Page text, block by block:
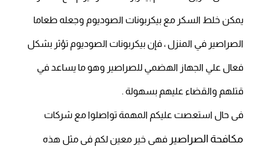
يمكن خلط السكر مع بيكربونات الصوديوم وجعله طعاما
الصراصير في المنزل ، فإن بيكربونات الصوديوم تؤثر بشكل
فعال علي الجهاز الهضمي للصراصير وهو ما يساعد في
قتلهم والقضاء عليهم بسهولة .
فى حال استعصت عليكم المهمة تواصلوا مع شركات
مكافحة الصراصير فهى خير معين لكم فى مثل هذه